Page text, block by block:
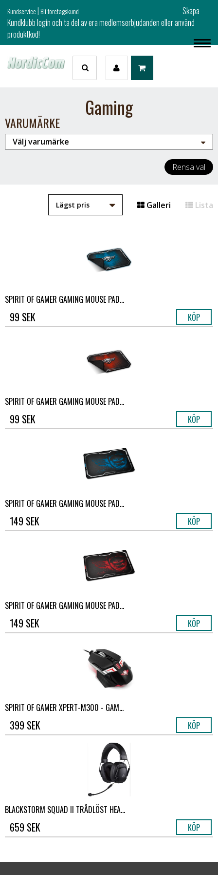
Kundservice|Bli företagskund
Skapa
Kundklubb login och ta del av era medlemserbjudanden eller använd
produktkod!
Gaming
VARUMÄRKE
Rensa val
Galleri Lista
SPIRIT OF GAMER GAMING MOUSE PAD...
99 SEK KÖP
SPIRIT OF GAMER GAMING MOUSE PAD...
99 SEK KÖP
SPIRIT OF GAMER GAMING MOUSE PAD...
149 SEK KÖP
SPIRIT OF GAMER GAMING MOUSE PAD...
149 SEK KÖP
SPIRIT OF GAMER XPERT-M300 - GAM...
399 SEK KÖP
BLACKSTORM SQUAD II TRÅDLÖST HEA...
659 SEK KÖP